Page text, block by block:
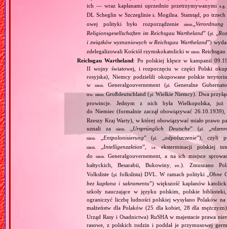
ich — wraz kapłanami uprzednio przetrzymywanymi
e.g.
DL Scheglin w Szczegliniek. Mogilna. Stamtąd, po
owej polityki było rozporządzenieniem. „
Religionsgesellschaften im Reichsgau Wartheland” (pl.
i związków wyznaniowych w Reichsgau Wartheland”)
zdelegalizowali Kościół rzymskokatolicki wniem.
Reichsgau Wartheland : Po polskiej klęsce w kampanii
II wojny światowej, i rozpoczęciu w części Polski
rosyjska), Niemcy podzielili okupowane polskie
wniem. Generalgouvernement (pl. Generalne
tzw. niem.Großdeutschland (pl. Wielkie Niemcy). Dwa
prowincje. Jednym z nich była Wielkopolska, już
do Niemiec (formalnie zaczął obowiązywać
Rzeszy Kraj Warty), w której obowiązywać miało prawo
uznali zaniem. Ursprünglich Deutsche” (pl.
niem. Entpolonisierung” (pl. odpolszczenie”), czyli
niem. Intelligenzaktion”, i.e.eksterminacji polskiej
doniem.
Generalgouvernement, a na ich miejsce
bałtyckich, Besarabii, Bukowiny, etc.). Zmuszano
Volksliste (pl. folkslista) DVL. W ramach polityki „Ohne
bez kapłana i sakramentu”) większość kapłanów
szkoły nauczające w języku polskim, polskie
ograniczyć liczbę ludności polskiej wysyłano Polaków
małżeństw dla Polaków (25 dla kobiet, 28 dla
Urząd Rasy i Osadnictwa) RuSHA w majestacie prawa
rasowe, z polskich rodzin i poddał je przymusowej